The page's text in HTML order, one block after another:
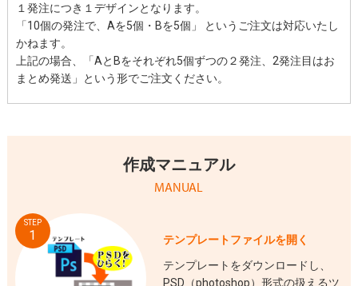
１発注につき１デザインとなります。
「10個の発注で、Aを5個・Bを5個」 というご注文は対応いたし
かねます。
上記の場合、「AとBをそれぞれ5個ずつの２発注、2発注目はお
まとめ発送」という形でご注文ください。
作成マニュアル
MANUAL
STEP
1
テンプレートファイルを開く
テンプレートをダウンロードし、
PSD（photoshop）形式の扱えるツ